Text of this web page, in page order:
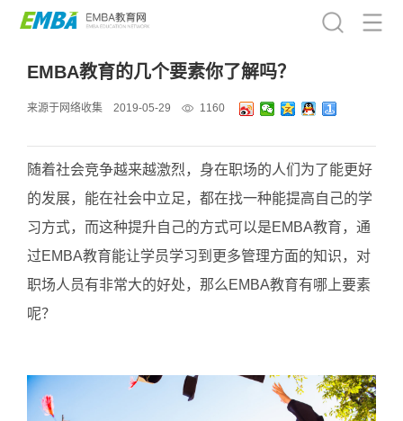
EMBA教育的几个要素你了解吗？
来源于网络收集 2019-05-29 1160
随着社会竞争越来越激烈，身在职场的人们为了能更好
的发展，能在社会中立足，都在找一种能提高自己的学
习方式，而这种提升自己的方式可以是EMBA教育，通
过EMBA教育能让学员学习到更多管理方面的知识，对
职场人员有非常大的好处，那么EMBA教育有哪上要素
呢？